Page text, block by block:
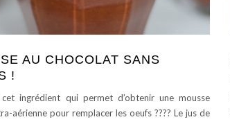
AU CHOCOLAT SANS
!
ingrédient qui permet d’obtenir une mousse
aérienne pour remplacer les oeufs ???? Le jus de